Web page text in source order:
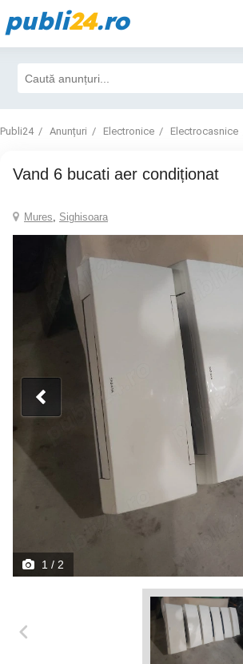
publi24.ro
Publi24 Anunțuri Electronice Electrocasnice
Vand 6 bucati aer condiționat
Mures, Sighisoara
1 / 2